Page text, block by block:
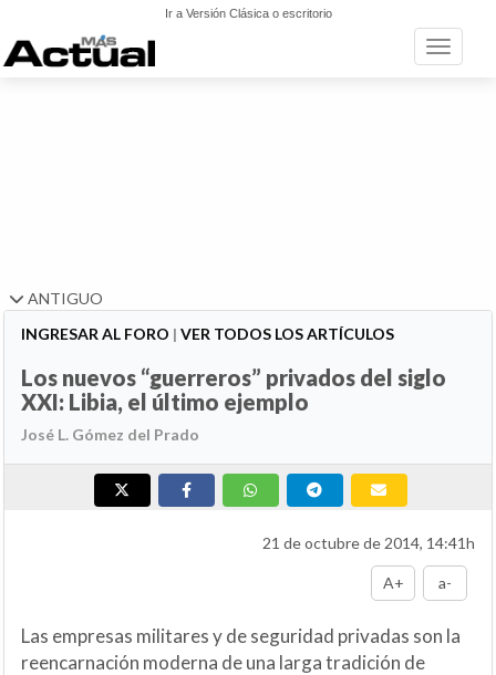
Ir a Versión Clásica o escritorio
Toggle
ANTIGUO
INGRESAR AL FORO | VER TODOS LOS ARTÍCULOS
Los nuevos “guerreros” privados del siglo
XXI: Libia, el último ejemplo
José L. Gómez del Prado
21 de octubre de 2014, 14:41h
A+ a-
Las empresas militares y de seguridad privadas son la
reencarnación moderna de una larga tradición de